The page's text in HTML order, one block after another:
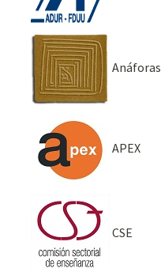
Anáforas
APEX
CSE